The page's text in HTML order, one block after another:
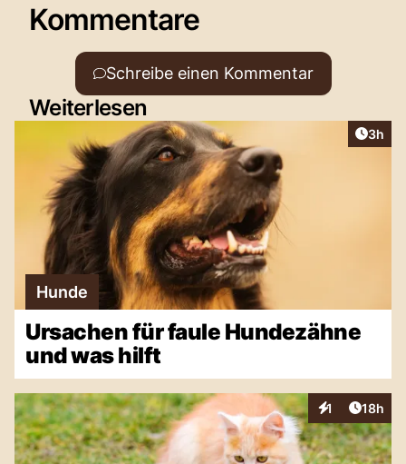
Kommentare
Schreibe einen Kommentar
Weiterlesen
3h
Hunde
Ursachen für faule Hundezähne
und was hilft
1
Interaktionen
Artikel
18h